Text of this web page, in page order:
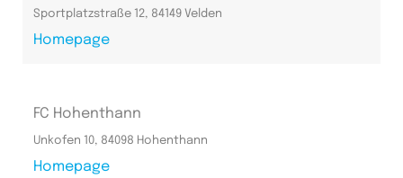
Sportplatzstraße 12, 84149 Velden
Homepage
FC Hohenthann
Unkofen 10, 84098 Hohenthann
Homepage